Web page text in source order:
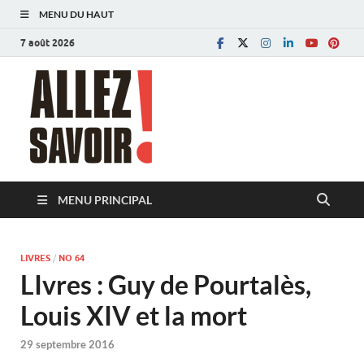
MENU DU HAUT
7 août 2026
MENU PRINCIPAL
LIVRES / NO 64
LIvres : Guy de Pourtalès,
Louis XIV et la mort
29 septembre 2016